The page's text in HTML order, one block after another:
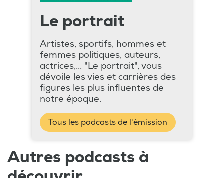
Le portrait
Artistes, sportifs, hommes et
femmes politiques, auteurs,
actrices,... "Le portrait", vous
dévoile les vies et carrières des
figures les plus influentes de
notre époque.
Tous les podcasts de l'émission
Autres podcasts à